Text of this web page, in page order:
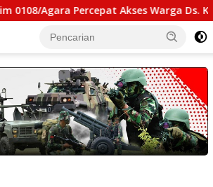
Akses Warga Ds. Kuning Abadi